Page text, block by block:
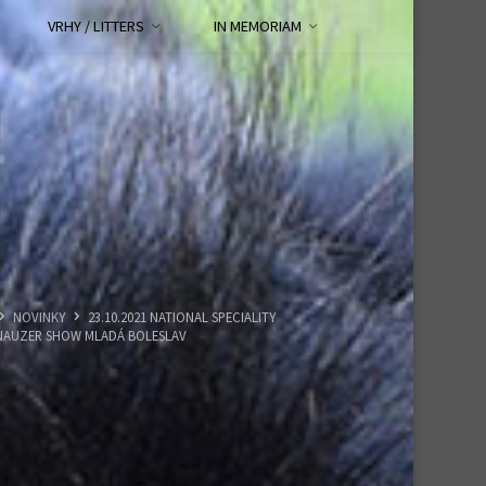
VRHY / LITTERS IN MEMORIAM
NOVINKY
23.10.2021 NATIONAL SPECIALITY
SHOW MLADÁ BOLESLAV